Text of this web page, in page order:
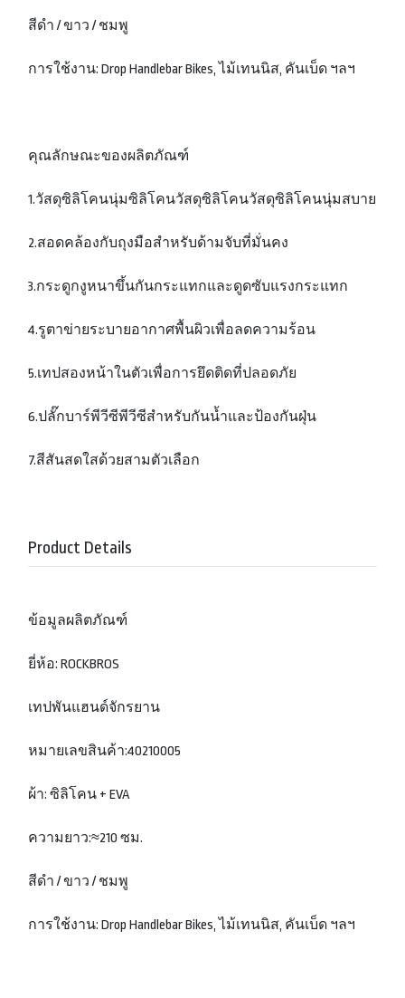
สีดำ / ขาว / ชมพู
การใช้งาน: Drop Handlebar Bikes, ไม้เทนนิส, คันเบ็ด ฯลฯ
คุณลักษณะของผลิตภัณฑ์
1.วัสดุซิลิโคนนุ่มซิลิโคนวัสดุซิลิโคนวัสดุซิลิโคนนุ่มสบาย
2.สอดคล้องกับถุงมือสำหรับด้ามจับที่มั่นคง
3.กระดูกงูหนาขึ้นกันกระแทกและดูดซับแรงกระแทก
4.รูตาข่ายระบายอากาศพื้นผิวเพื่อลดความร้อน
5.เทปสองหน้าในตัวเพื่อการยึดติดที่ปลอดภัย
6.ปลั๊กบาร์พีวีซีพีวีซีสำหรับกันน้ำและป้องกันฝุ่น
7.สีสันสดใสด้วยสามตัวเลือก
Product Details
ข้อมูลผลิตภัณฑ์
ยี่ห้อ: ROCKBROS
เทปพันแฮนด์จักรยาน
หมายเลขสินค้า:40210005
ผ้า: ซิลิโคน + EVA
ความยาว:≈210 ซม.
สีดำ / ขาว / ชมพู
การใช้งาน: Drop Handlebar Bikes, ไม้เทนนิส, คันเบ็ด ฯลฯ